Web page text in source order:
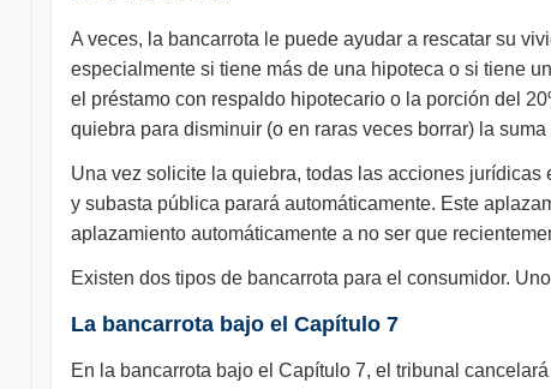
A veces, la bancarrota le puede ayudar a rescatar su
especialmente si tiene más de una hipoteca o si tiene
el préstamo con respaldo hipotecario o la porción del
quiebra para disminuir (o en raras veces borrar) la suma
Una vez solicite la quiebra, todas las acciones
y subasta pública parará automáticamente. Este
aplazamiento automáticamente a no ser que
Existen dos tipos de bancarrota para el consumidor.
La bancarrota bajo el Capítulo 7
En la bancarrota bajo el Capítulo 7, el tribunal